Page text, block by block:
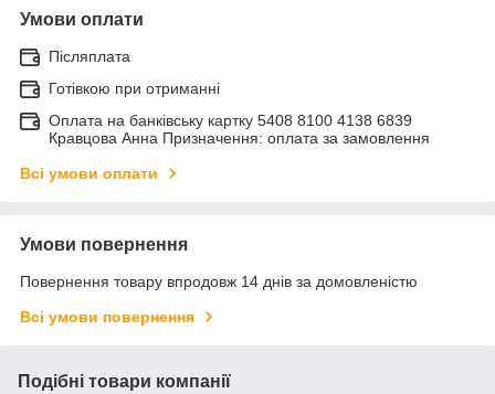
Умови оплати
Післяплата
Готівкою при отриманні
Оплата на банківську картку 5408 8100 4138 6839
Кравцова Анна Призначення: оплата за замовлення
Всі умови оплати
Умови повернення
Повернення товару впродовж 14 днів за домовленістю
Всі умови повернення
Подібні товари компанії